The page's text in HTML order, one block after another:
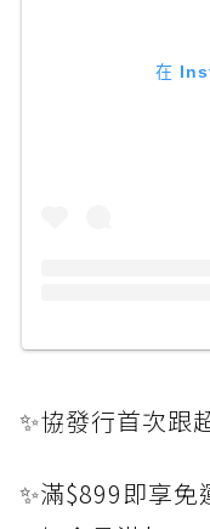
在
✨協發行首次跟
✨滿$899即享免